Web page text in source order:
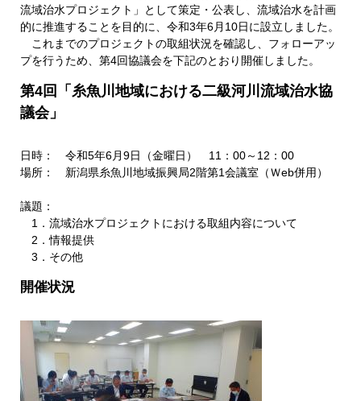
流域治水プロジェクト」として策定・公表し、流域治水を計画
的に推進することを目的に、令和3年6月10日に設立しました。
これまでのプロジェクトの取組状況を確認し、フォローアッ
プを行うため、第4回協議会を下記のとおり開催しました。
第4回「糸魚川地域における二級河川流域治水協
議会」
日時： 令和5年6月9日（金曜日） 11：00～12：00
場所： 新潟県糸魚川地域振興局2階第1会議室（Ｗeb併用）
議題：
1．流域治水プロジェクトにおける取組内容について
2．情報提供
3．その他
開催状況